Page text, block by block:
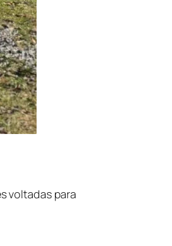
voltadas para